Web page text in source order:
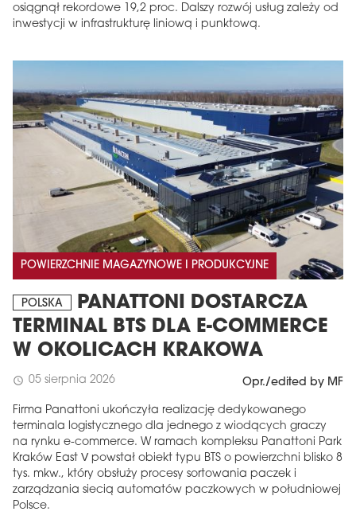
osiągnął rekordowe 19,2 proc. Dalszy rozwój usług zależy od
inwestycji w infrastrukturę liniową i punktową.
POWIERZCHNIE MAGAZYNOWE I PRODUKCYJNE
POLSKA
PANATTONI DOSTARCZA
TERMINAL BTS DLA E-COMMERCE
W OKOLICACH KRAKOWA
schedule 05 sierpnia 2026 Opr./edited by MF
Firma Panattoni ukończyła realizację dedykowanego
terminala logistycznego dla jednego z wiodących graczy
na rynku e-commerce. W ramach kompleksu Panattoni Park
Kraków East V powstał obiekt typu BTS o powierzchni blisko 8
tys. mkw., który obsłuży procesy sortowania paczek i
zarządzania siecią automatów paczkowych w południowej
Polsce.